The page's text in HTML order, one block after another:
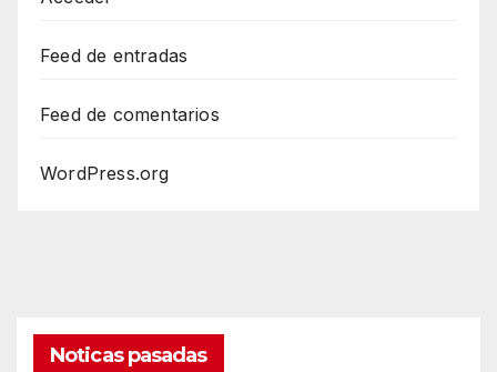
Feed de entradas
Feed de comentarios
WordPress.org
Noticas pasadas